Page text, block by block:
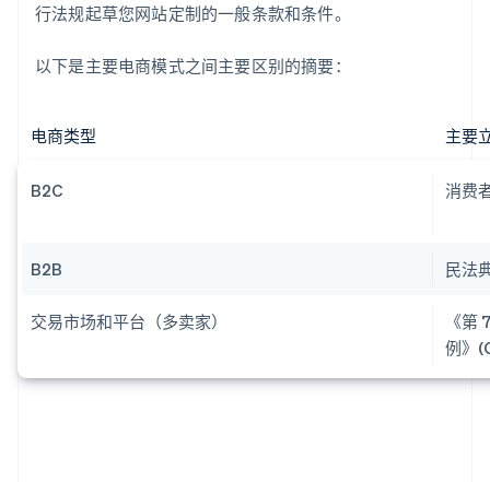
行法规起草您网站定制的一般条款和条件。
以下是主要电商模式之间主要区别的摘要：
电商类型 主要
B2C 消费
B2B 民法
交易市场和平台（多卖家）
《
例》